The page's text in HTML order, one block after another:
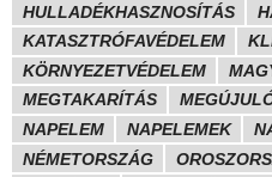
HULLADÉKHASZNOSÍTÁS
KATASZTRÓFAVÉDELEM
KÖRNYEZETVÉDELEM
MEGTAKARÍTÁS
NAPELEM
NAPELEMEK
NÉMETORSZÁG